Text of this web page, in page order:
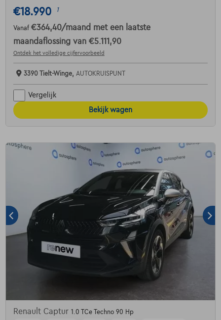
€18.990 1
Vanaf €364,40/maand met een laatste
maandaflossing van €5.111,90
Ontdek het volledige cijfervoorbeeld
3390 Tielt-Winge, AUTOKRUISPUNT
Vergelijk
Bekijk wagen
Renault Captur 1.0 TCe Techno 90 Hp